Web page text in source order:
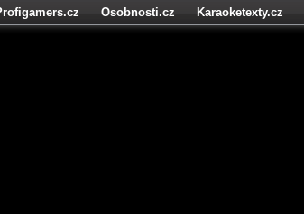
Osobnosti.cz Karaoketexty.cz